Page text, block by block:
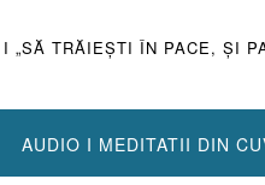
„SĂ TRĂIEŞTI ÎN PACE, ŞI
AUDIO I MEDITATII DIN